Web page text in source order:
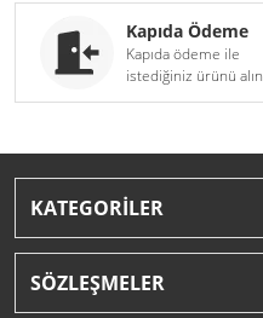
Kapıda Ödeme
Kapıda ödeme ile
istediğiniz ürünü alın
KATEGORİLER
SÖZLEŞMELER